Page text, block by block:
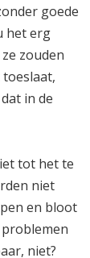
goede
het erg
zouden
in de
tot het te
niet
en bloot
niet?